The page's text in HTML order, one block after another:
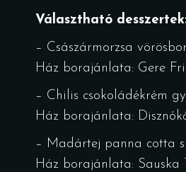
Választható
– Császármorzsa
Ház borajánlata: Gere
– Chilis csokoládékrém
Ház borajánlata:
– Madártej panna cotta
Ház borajánlata: Sauska